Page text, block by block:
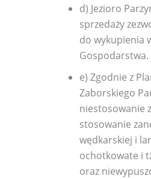
d) Jezioro
sprzedaży
do wykupienia
Gospodarstwa.
e) Zgodnie z
Zaborskiego
niestosowanie
stosowanie
wędkarskiej i
ochotkowate i
oraz